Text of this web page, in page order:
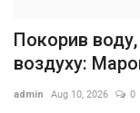
Покорив
воздуху:
admin Aug 10, 2026 0